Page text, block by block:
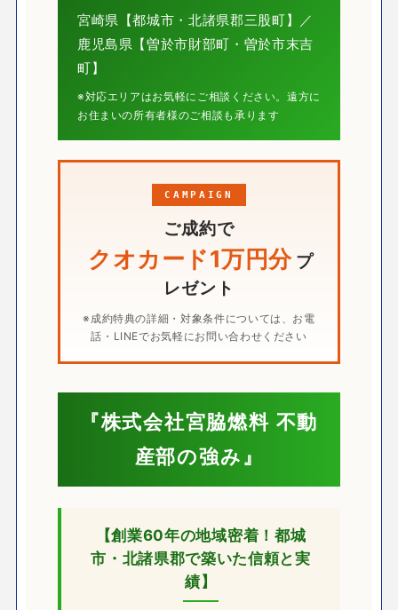
宮崎県【都城市・北諸県郡三股町】／
鹿児島県【曽於市財部町・曽於市末吉
町】
※対応エリアはお気軽にご相談ください。遠方に
お住まいの所有者様のご相談も承ります
CAMPAIGN
ご成約で
クオカード1万円分 プ
レゼント
※成約特典の詳細・対象条件については、お電
話・LINEでお気軽にお問い合わせください
『株式会社宮脇燃料 不動
産部の強み』
【創業60年の地域密着！都城
市・北諸県郡で築いた信頼と実
績】